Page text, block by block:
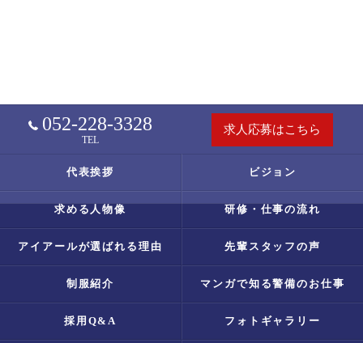
052-228-3328
TEL
求人応募はこちら
代表挨拶 ビジョン
求める人物像 研修・仕事の流れ
アイアールが選ばれる理由 先輩スタッフの声
制服紹介 マンガで知る警備のお仕事
採用Q&A フォトギャラリー